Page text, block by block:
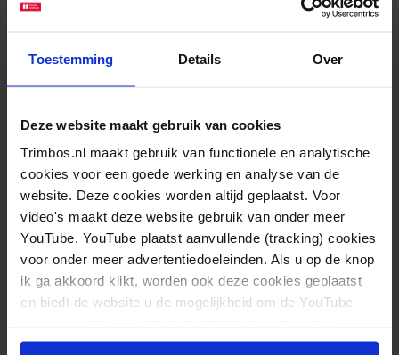
Toestemming Details Over
Deze website maakt gebruik van cookies
Trimbos.nl maakt gebruik van functionele en analytische
cookies voor een goede werking en analyse van de
website. Deze cookies worden altijd geplaatst. Voor
video's maakt deze website gebruik van onder meer
YouTube. YouTube plaatst aanvullende (tracking) cookies
voor onder meer advertentiedoeleinden. Als u op de knop
ik ga akkoord klikt, worden ook deze cookies geplaatst
en biedt de website u de mogelijkheid om de YouTube
intrekken.
Meer informatie